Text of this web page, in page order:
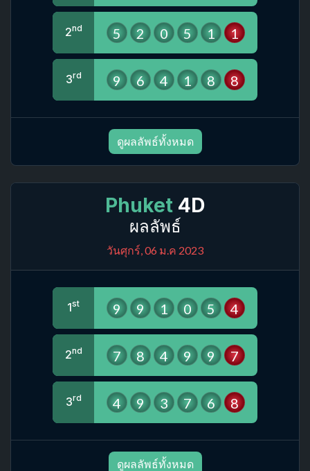
2nd 5 2 0 5 1 1
3rd 9 6 4 1 8 8
ดูผลลัพธ์ทั้งหมด
Phuket 4D
ผลลัพธ์
วันศุกร์, 06 ม.ค 2023
1st 9 9 1 0 5 4
2nd 7 8 4 9 9 7
3rd 4 9 3 7 6 8
ดูผลลัพธ์ทั้งหมด